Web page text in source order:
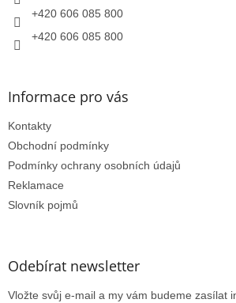
+420 606 085 800
+420 606 085 800
Informace pro vás
Kontakty
Obchodní podmínky
Podmínky ochrany osobních údajů
Reklamace
Slovník pojmů
Odebírat newsletter
Vložte svůj e-mail a my vám budeme zasílat